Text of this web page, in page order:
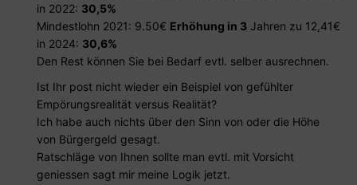
in 2022: 30,5%
Mindestlohn 2021: 9.50€ Erhöhung in 3 Jahren zu 12,41€
in 2024: 30,6%
Den Rest können Sie bei Bedarf evtl. selber ausrechnen.
Ist Ihr post nicht wieder ein Beispiel von gefühlter
Empörungsrealität versus Realität?
Ich habe auch nichts über den Sinn von oder die Höhe
von Bürgergeld gesagt.
Ratschläge von Ihnen sollte man evtl. mit Vorsicht
geniessen sagt mir meine Logik jetzt.